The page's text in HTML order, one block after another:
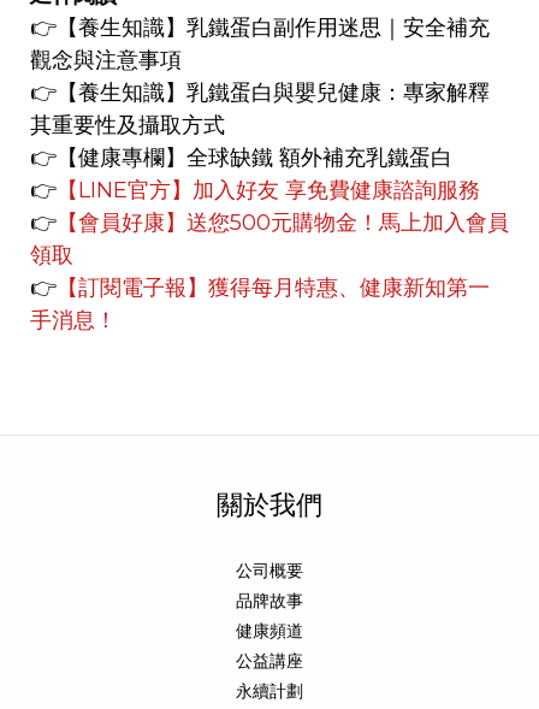
👉 【養生知識】 乳鐵蛋白副作用迷思｜安全補充
觀念與注意事項
👉 【養生知識】 乳鐵蛋白與嬰兒健康：專家解釋
其重要性及攝取方式
👉【健康專欄】 全球缺鐵 額外補充乳鐵蛋白
👉 【LINE官方】 加入好友 享免費健康諮詢服務
👉 【會員好康】 送您500元購物金！馬上加入會員
領取
👉 【訂閱電子報】獲得每月特惠、健康新知第一
手消息！
關於我們
公司概要
品牌故事
健康頻道
公益講座
永續計劃